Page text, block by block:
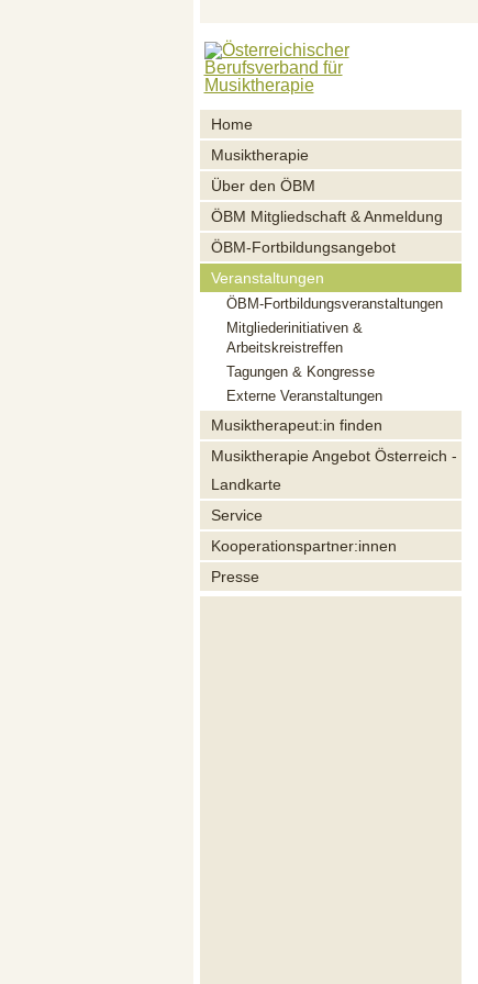
Home
Musiktherapie
Über den ÖBM
ÖBM Mitgliedschaft & Anmeldung
ÖBM-Fortbildungsangebot
Veranstaltungen
ÖBM-Fortbildungsveranstaltungen
Mitgliederinitiativen &
Arbeitskreistreffen
Tagungen & Kongresse
Externe Veranstaltungen
Musiktherapeut:in finden
Musiktherapie Angebot Österreich -
Landkarte
Service
Kooperationspartner:innen
Presse